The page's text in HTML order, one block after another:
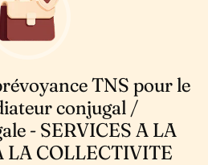
TNS pour le
conjugal /
- SERVICES A LA
LA COLLECTIVITE